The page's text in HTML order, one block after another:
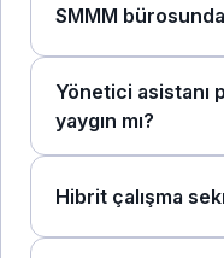
SMMM
Yönetici asistanı
yaygın mı?
Hibrit çalışma